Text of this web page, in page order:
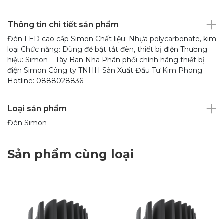
Thông tin chi tiết sản phẩm
Đèn LED cao cấp Simon Chất liệu: Nhựa polycarbonate, kim
loại Chức năng: Dùng để bật tắt đèn, thiết bị điện Thương
hiệu: Simon – Tây Ban Nha Phân phối chính hãng thiết bị
điện Simon Công ty TNHH Sản Xuất Đầu Tư Kim Phong
Hotline: 0888028836
Loại sản phẩm
Đèn Simon
Sản phẩm cùng loại